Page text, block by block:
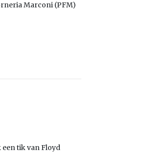
Marconi (PFM)
tik van Floyd